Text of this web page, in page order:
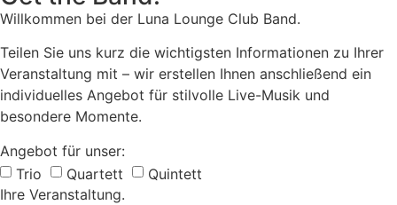
Willkommen bei der Luna Lounge Club Band.
Teilen Sie uns kurz die wichtigsten Informationen zu Ihrer
Veranstaltung mit – wir erstellen Ihnen anschließend ein
individuelles Angebot für stilvolle Live-Musik und
besondere Momente.
Angebot für unser:
Trio
Quartett
Quintett
Ihre Veranstaltung.